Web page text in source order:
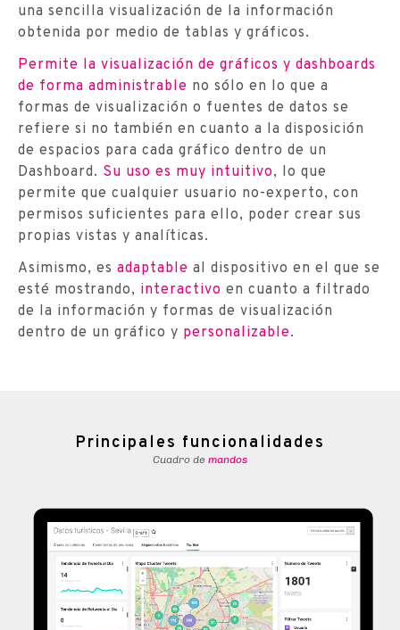
una sencilla visualización de la información
obtenida por medio de tablas y gráficos.
Permite la visualización de gráficos y dashboards
de forma administrable no sólo en lo que a
formas de visualización o fuentes de datos se
refiere si no también en cuanto a la disposición
de espacios para cada gráfico dentro de un
Dashboard. Su uso es muy intuitivo, lo que
permite que cualquier usuario no-experto, con
permisos suficientes para ello, poder crear sus
propias vistas y analíticas.
Asimismo, es adaptable al dispositivo en el que se
esté mostrando, interactivo en cuanto a filtrado
de la información y formas de visualización
dentro de un gráfico y personalizable.
Principales funcionalidades
Cuadro de mandos